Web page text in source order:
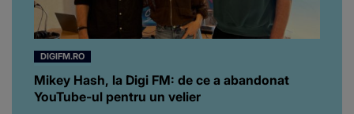
DIGIFM.RO
Mikey Hash, la Digi FM: de ce a abandonat
YouTube-ul pentru un velier